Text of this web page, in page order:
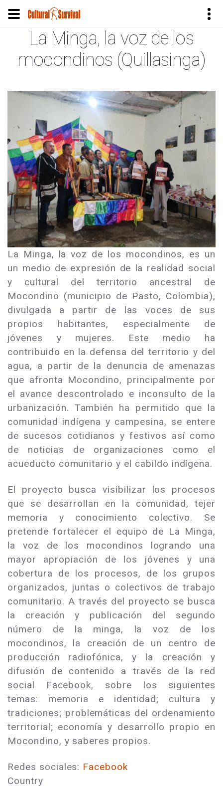
contenido
La Minga, la voz de los
mocondinos (Quillasinga)
La Minga, la voz de los mocondinos, es un
un medio de expresión de la realidad social
y cultural del territorio ancestral de
Mocondino (municipio de Pasto, Colombia),
divulgada a partir de las voces de sus
propios habitantes, especialmente de
jóvenes y mujeres. Este medio ha
contribuido en la defensa del territorio y del
agua, a partir de la denuncia de amenazas
que afronta Mocondino, principalmente por
el avance descontrolado e inconsulto de la
urbanización. También ha permitido que la
comunidad indígena y campesina, se entere
de sucesos cotidianos y festivos así como
de noticias de organizaciones como el
acueducto comunitario y el cabildo indígena.
El proyecto busca visibilizar los procesos
que se desarrollan en la comunidad, tejer
memoria y conocimiento colectivo. Se
pretende fortalecer el equipo de La Minga,
la voz de los mocondinos logrando una
mayor apropiación de los jóvenes y una
cobertura de los procesos, de los grupos
organizados, juntas o colectivos de trabajo
comunitario. A través del proyecto se busca
la creación y publicación del segundo
número de la minga, la voz de los
mocondinos, la creación de un centro de
producción radiofónica, y la creación y
difusión de contenido a través de la red
social Facebook, sobre los siguientes
temas: memoria e identidad; cultura y
tradiciones; problemáticas del ordenamiento
territorial; economía y desarrollo propio en
Mocondino, y saberes propios.
Redes sociales: Facebook
Country